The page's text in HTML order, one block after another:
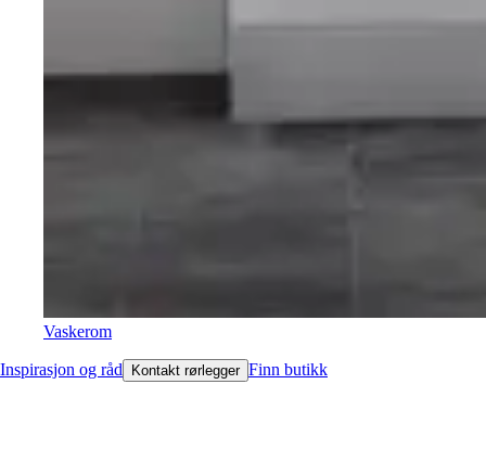
Vaskerom
Inspirasjon og råd Kontakt rørlegger Finn butikk